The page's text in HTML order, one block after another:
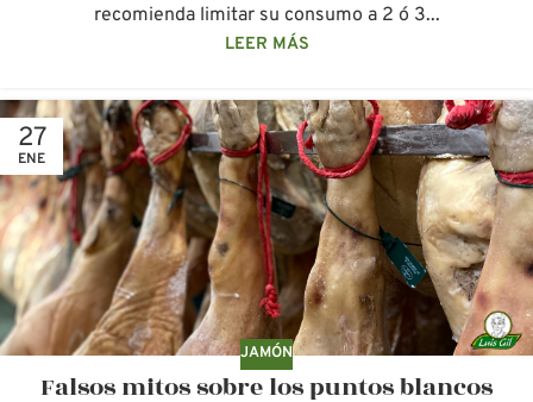
recomienda limitar su consumo a 2 ó 3...
LEER MÁS
27
ENE
JAMÓN
Falsos mitos sobre los puntos blancos